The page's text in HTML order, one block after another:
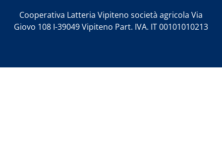
Cooperativa Latteria Vipiteno società agricola Via
Giovo 108 I-39049 Vipiteno Part. IVA. IT 00101010213